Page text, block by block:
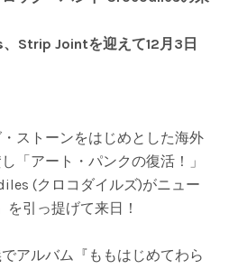
Strip Jointを迎えて12月3日
ストーンをはじめとした海外
「アート・パンクの復活！」
(クロコダイルズ)がニュー
を引っ提げて来日！
アルバム『ももはじめてわら